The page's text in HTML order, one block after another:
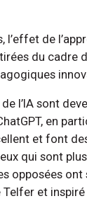
l’effet de
du cadre
l’IA sont
en
et font
qui sont
opposées
et